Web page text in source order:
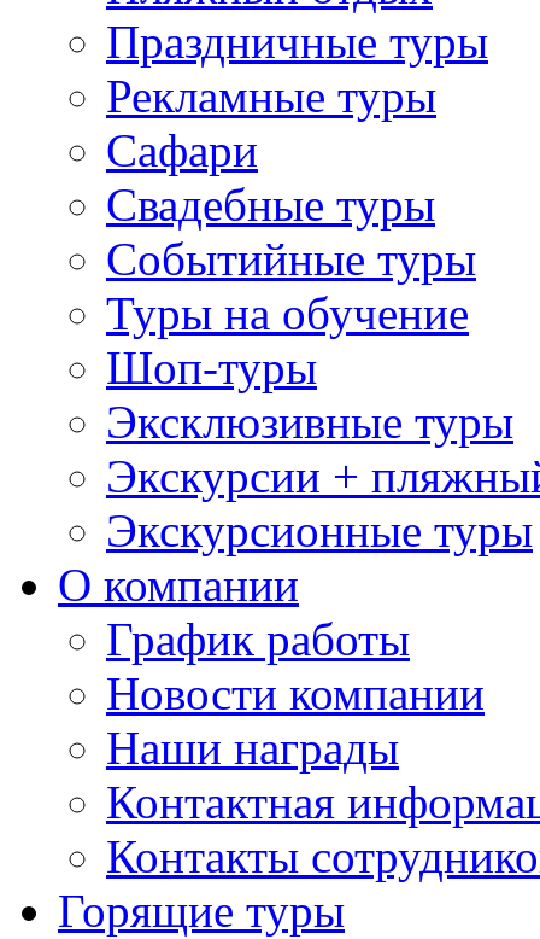
Праздничные туры
Рекламные туры
Сафари
Свадебные туры
Событийные туры
Туры на обучение
Шоп-туры
Эксклюзивные туры
Экскурсии +
Экскурсионные туры
О компании
График работы
Новости компании
Наши награды
Контактная
Контакты
Горящие туры